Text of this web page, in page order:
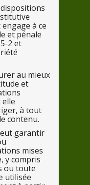
à ce
et pénale
2 et
au mieux
et
à tout
le contenu.
garantir
mises
ycompris
ou toute
utilisée